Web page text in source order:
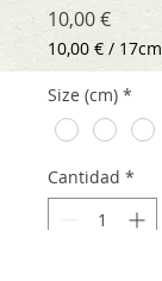
10,00 €Precio
10,00 € / 17cm
10,00 €
por
17
Centímetros
Size (cm) *
Cantidad *